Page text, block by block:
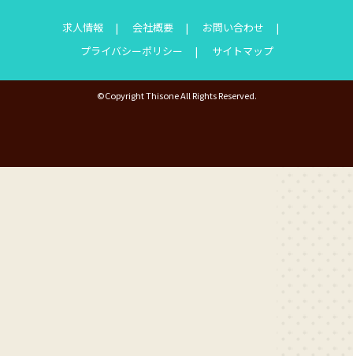
求人情報 会社概要
お問い合わせ
プライバシーポリシー
サイトマップ
©Copyright Thisone All Rights Reserved.